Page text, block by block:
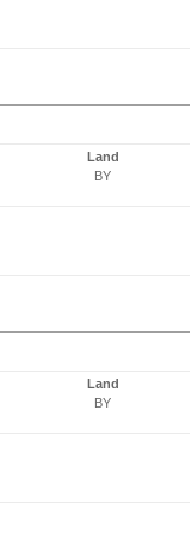
Land
BY
Land
BY